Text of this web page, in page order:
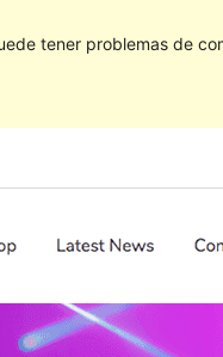
tener problemas de
Versión
Instalaciones
Versión de